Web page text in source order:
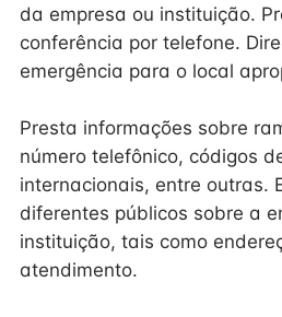
da empresa ou instituição.
conferência por telefone.
emergência para o local
Presta informações sobre
número telefônico, códigos
internacionais, entre outras.
diferentes públicos sobre a
instituição, tais como
atendimento.